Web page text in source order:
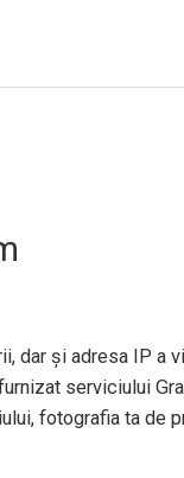
și adresa IP a
serviciului
fotografia ta de